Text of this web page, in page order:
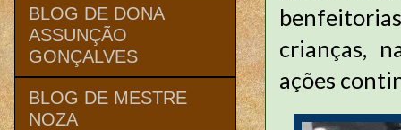
crianças,
ações
BLOG DE DONA
ASSUNÇÃO
GONÇALVES
BLOG DE MESTRE
NOZA